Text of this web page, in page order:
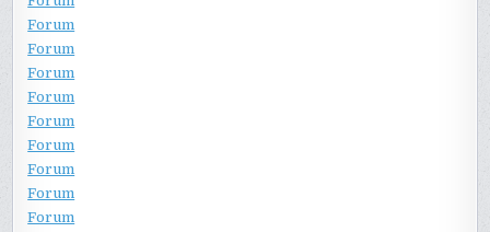
Forum
Forum
Forum
Forum
Forum
Forum
Forum
Forum
Forum